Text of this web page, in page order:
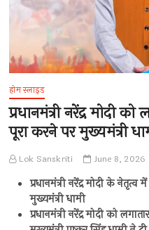
होम स्लाइड
प्रधानमंत्री नरेंद्र मोदी
पूरा करने पर मुख्यमंत्री
Lok Sanskriti June 8, 2026
प्रधानमंत्री नरेंद्र मोदी के
मुख्यमंत्री धामी
प्रधानमंत्री नरेंद्र मोदी को